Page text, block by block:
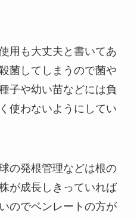
用も大丈夫と書いてあ
菌してしまうので菌や
子や幼い苗などには負
使わないようにしてい
の発根管理などは根の
が成長しきっていれば
のでベンレートの方が